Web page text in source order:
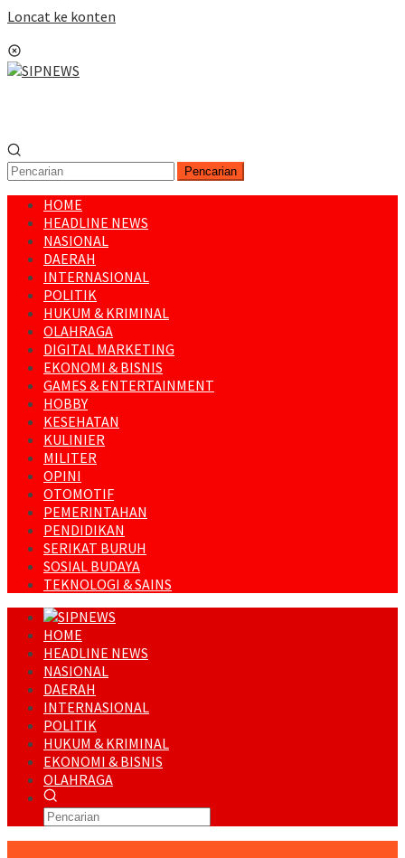
Loncat ke konten
Pencarian
HOME
HEADLINE NEWS
NASIONAL
DAERAH
INTERNASIONAL
POLITIK
HUKUM & KRIMINAL
OLAHRAGA
DIGITAL MARKETING
EKONOMI & BISNIS
GAMES & ENTERTAINMENT
HOBBY
KESEHATAN
KULINIER
MILITER
OPINI
OTOMOTIF
PEMERINTAHAN
PENDIDIKAN
SERIKAT BURUH
SOSIAL BUDAYA
TEKNOLOGI & SAINS
HOME
HEADLINE NEWS
NASIONAL
DAERAH
INTERNASIONAL
POLITIK
HUKUM & KRIMINAL
EKONOMI & BISNIS
OLAHRAGA